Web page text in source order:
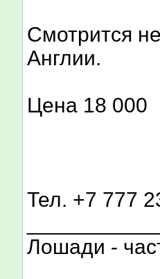
Смотрится
Англии.
Цена 18 000
Тел. +7 777
Лошади -